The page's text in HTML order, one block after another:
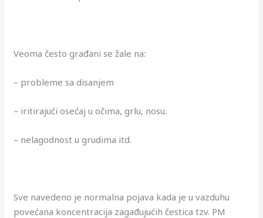
Veoma često građani se žale na:
– probleme sa disanjem
– iritirajući osećaj u očima, grlu, nosu.
– nelagodnost u grudima itd.
Sve navedeno je normalna pojava kada je u vazduhu
povećana koncentracija zagađujućih čestica tzv. PM